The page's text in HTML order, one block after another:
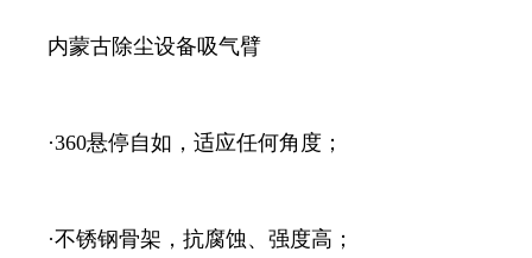
内蒙古除尘设备吸气臂
·360悬停自如，适应任何角度；
·不锈钢骨架，抗腐蚀、强度高；